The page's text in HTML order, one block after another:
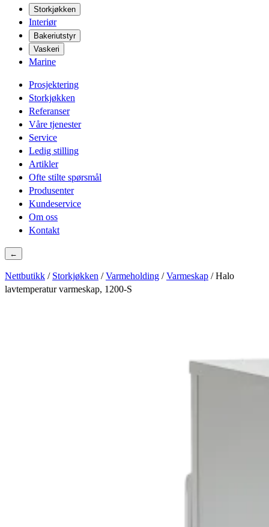
Storkjøkken
Interiør
Bakeriutstyr
Vaskeri
Marine
Prosjektering
Storkjøkken
Referanser
Våre tjenester
Service
Ledig stilling
Artikler
Ofte stilte spørsmål
Produsenter
Kundeservice
Om oss
Kontakt
←
Nettbutikk / Storkjøkken /Varmeholding /Varmeskap / Halo
lavtemperatur varmeskap, 1200-S